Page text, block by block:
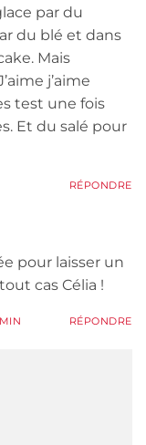
par du
du blé et dans
Mais
j’aime
test une fois
Et du salé pour
RÉPONDRE
pour laisser un
cas Célia !
RÉPONDRE